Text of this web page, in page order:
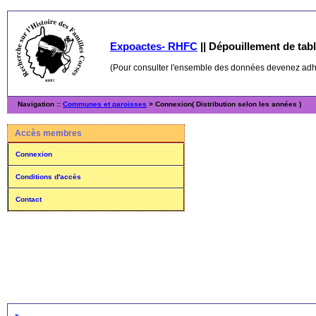
Expoactes- RHFC || Dépouillement de
(Pour consulter l'ensemble des données devenez
Navigation :: Communes et paroisses > Connexion( Distribution selon les années )
Accès membres
Connexion
Conditions d'accès
Contact